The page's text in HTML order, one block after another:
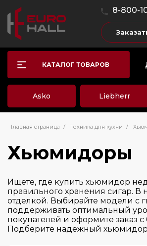
8-800-
КАТАЛОГ ТОВАРОВ
Asko Liebherr
Главная страница / Техника для кухни /
Хьюмидоры
Ищете, где купить хьюмидор
правильного хранения сигар.
отделкой. Выбирайте модели с
поддерживать оптимальный
покупателей и оформите заказ
Подберите надежный хьюмидор